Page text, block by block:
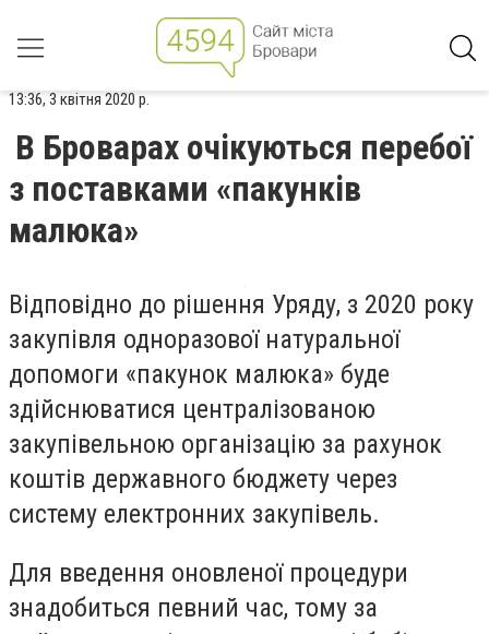
13:36, 3 квітня 2020 р.
В Броварах очікуються перебої
з поставками «пакунків
малюка»
Відповідно до рішення Уряду, з 2020 року
закупівля одноразової натуральної
допомоги «пакунок малюка» буде
здійснюватися централізованою
закупівельною організацію за рахунок
коштів державного бюджету через
систему електронних закупівель.
Для введення оновленої процедури
знадобиться певний час, тому за